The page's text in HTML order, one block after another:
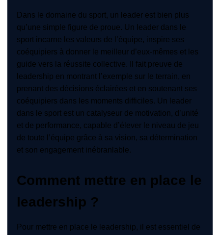
Dans le domaine du sport, un leader est bien plus
qu’une simple figure de proue. Un leader dans le
sport incarne les valeurs de l’équipe, inspire ses
coéquipiers à donner le meilleur d’eux-mêmes et les
guide vers la réussite collective. Il fait preuve de
leadership en montrant l’exemple sur le terrain, en
prenant des décisions éclairées et en soutenant ses
coéquipiers dans les moments difficiles. Un leader
dans le sport est un catalyseur de motivation, d’unité
et de performance, capable d’élever le niveau de jeu
de toute l’équipe grâce à sa vision, sa détermination
et son engagement inébranlable.
Comment mettre en place le
leadership ?
Pour mettre en place le leadership, il est essentiel de